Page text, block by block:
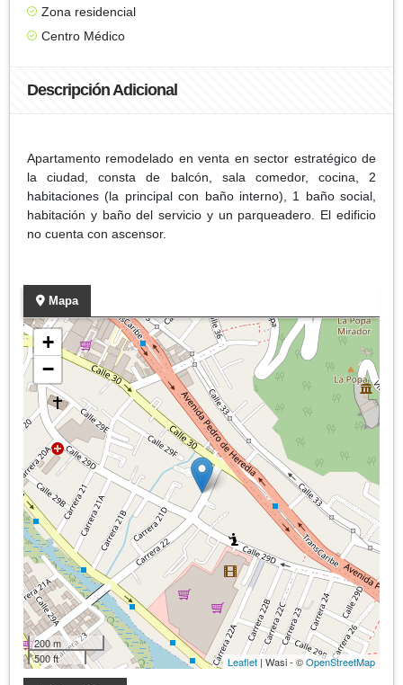
Zona residencial
Centro Médico
Descripción Adicional
Apartamento remodelado en venta en sector estratégico de
la ciudad, consta de balcón, sala comedor, cocina, 2
habitaciones (la principal con baño interno), 1 baño social,
habitación y baño del servicio y un parqueadero. El edificio
no cuenta con ascensor.
Mapa
+
−
200 m
500 ft
Leaflet | Wasi - ©OpenStreetMap